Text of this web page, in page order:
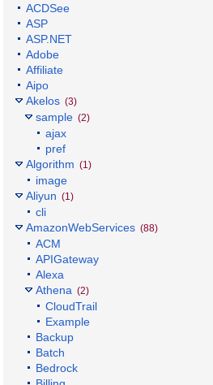
ACDSee
ASP
ASP.NET
Adobe
Affiliate
Aipo
Akelos (3)
sample (2)
ajax
pref
Algorithm (1)
image
Aliyun (1)
cli
AmazonWebServices (88)
ACM
APIGateway
Alexa
Athena (2)
CloudTrail
Example
Backup
Batch
Bedrock